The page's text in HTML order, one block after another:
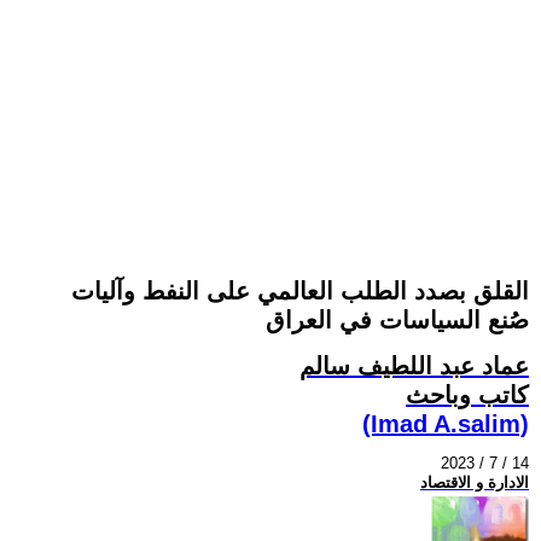
القلق بصدد الطلب العالمي على النفط وآليات
صُنع السياسات في العراق
عماد عبد اللطيف سالم
كاتب وباحث
(Imad A.salim)
2023 / 7 / 14
الادارة و الاقتصاد